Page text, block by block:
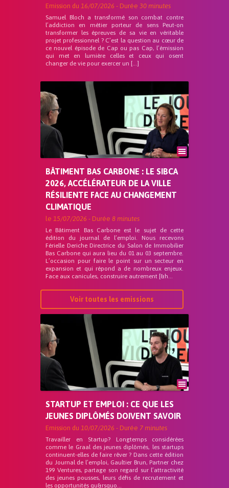
Emission du 16/07/2026 - Durée 30 minutes
Samuel Bloch a transformé son combat contre
l’addiction en métier porteur de sens Peut-on
transformer les épreuves de sa vie en véritable
projet professionnel ? C’est la question au cœur de
ce nouvel épisode de Cap ou pas Cap, l’émission
qui met en lumière celles et ceux qui osent
changer de vie pour exercer un […]
BÂTIMENT BAS CARBONE : LE SIBCA
2026, ACCÉLÉRATEUR DE LA VILLE
RÉSILIENTE FACE AU CHANGEMENT
CLIMATIQUE
le 15/07/2026 - Durée 8 minutes
Le Bâtiment Bas Carbone est le sujet de cette
édition du journal de l’emploi. Nous recevons
Férielle Deriche Directrice du Salon de Immobilier
Bas Carbone qui aura lieu du 01 au 03 septembre.
L’occasion pour faire le point sur un secteur en
expansion et qui répond a de nombreux enjeux.
Face aux canicules, construire autrement [&h...
Voir toutes les emissions
STARTUP ET EMPLOI : CE QUE LES
JEUNES DIPLÔMÉS DOIVENT SAVOIR
Emission du 10/07/2026 - Durée 7 minutes
Travailler en Startup? Longtemps considérées
comme le Graal des jeunes diplômés, les startups
continuent-elles de faire rêver ? Dans cette édition
du Journal de l’emploi, Gaultier Brun, Partner chez
199 Ventures, partage son regard sur l’attractivité
des jeunes pousses, leurs défis de recrutement et
les opportunités qu&rsquo...